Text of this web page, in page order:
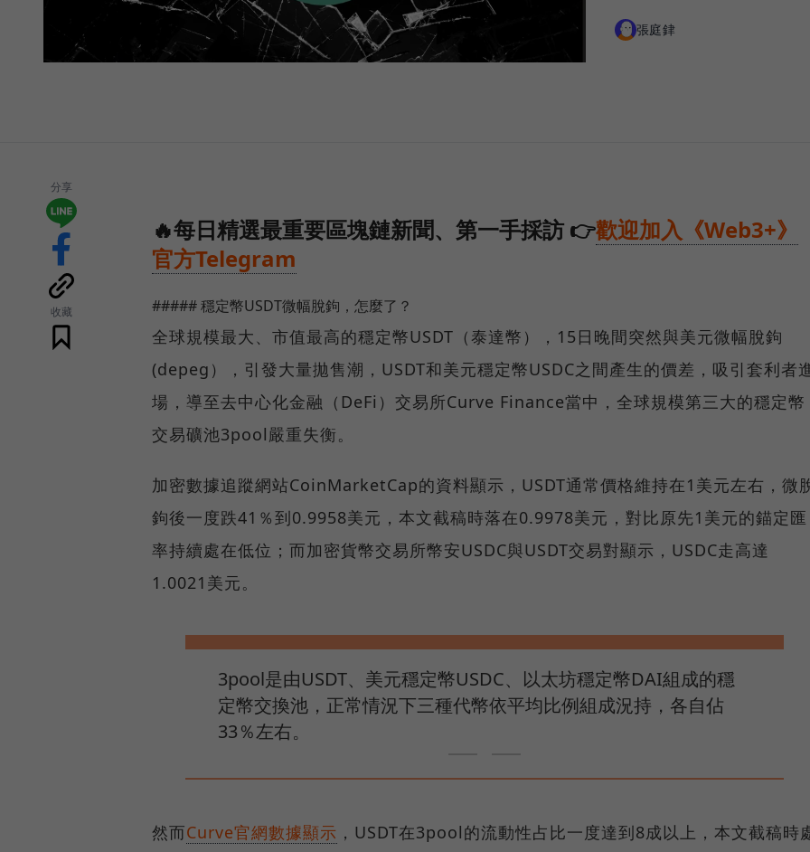
張庭銉
分享
收藏
🔥每日精選最重要區塊鏈新聞、第一手採訪 👉歡迎加入《Web3+》
官方Telegram
##### 穩定幣USDT微幅脫鉤，怎麼了？
全球規模最大、市值最高的穩定幣USDT（泰達幣），15日晚間突然與美元微幅脫鉤
(depeg），引發大量拋售潮，USDT和美元穩定幣USDC之間產生的價差，吸引套利者
場，導至去中心化金融（DeFi）交易所Curve Finance當中，全球規模第三大的穩定幣
交易礦池3pool嚴重失衡。
加密數據追蹤網站CoinMarketCap的資料顯示，USDT通常價格維持在1美元左右，微
鉤後一度跌41％到0.9958美元，本文截稿時落在0.9978美元，對比原先1美元的錨定匯
率持續處在低位；而加密貨幣交易所幣安USDC與USDT交易對顯示，USDC走高達
1.0021美元。
3pool是由USDT、美元穩定幣USDC、以太坊穩定幣DAI組成的穩
定幣交換池，正常情況下三種代幣依平均比例組成況持，各自佔
33％左右。
然而Curve官網數據顯示 ，USDT在3pool的流動性占比一度達到8成以上，本文截稿時